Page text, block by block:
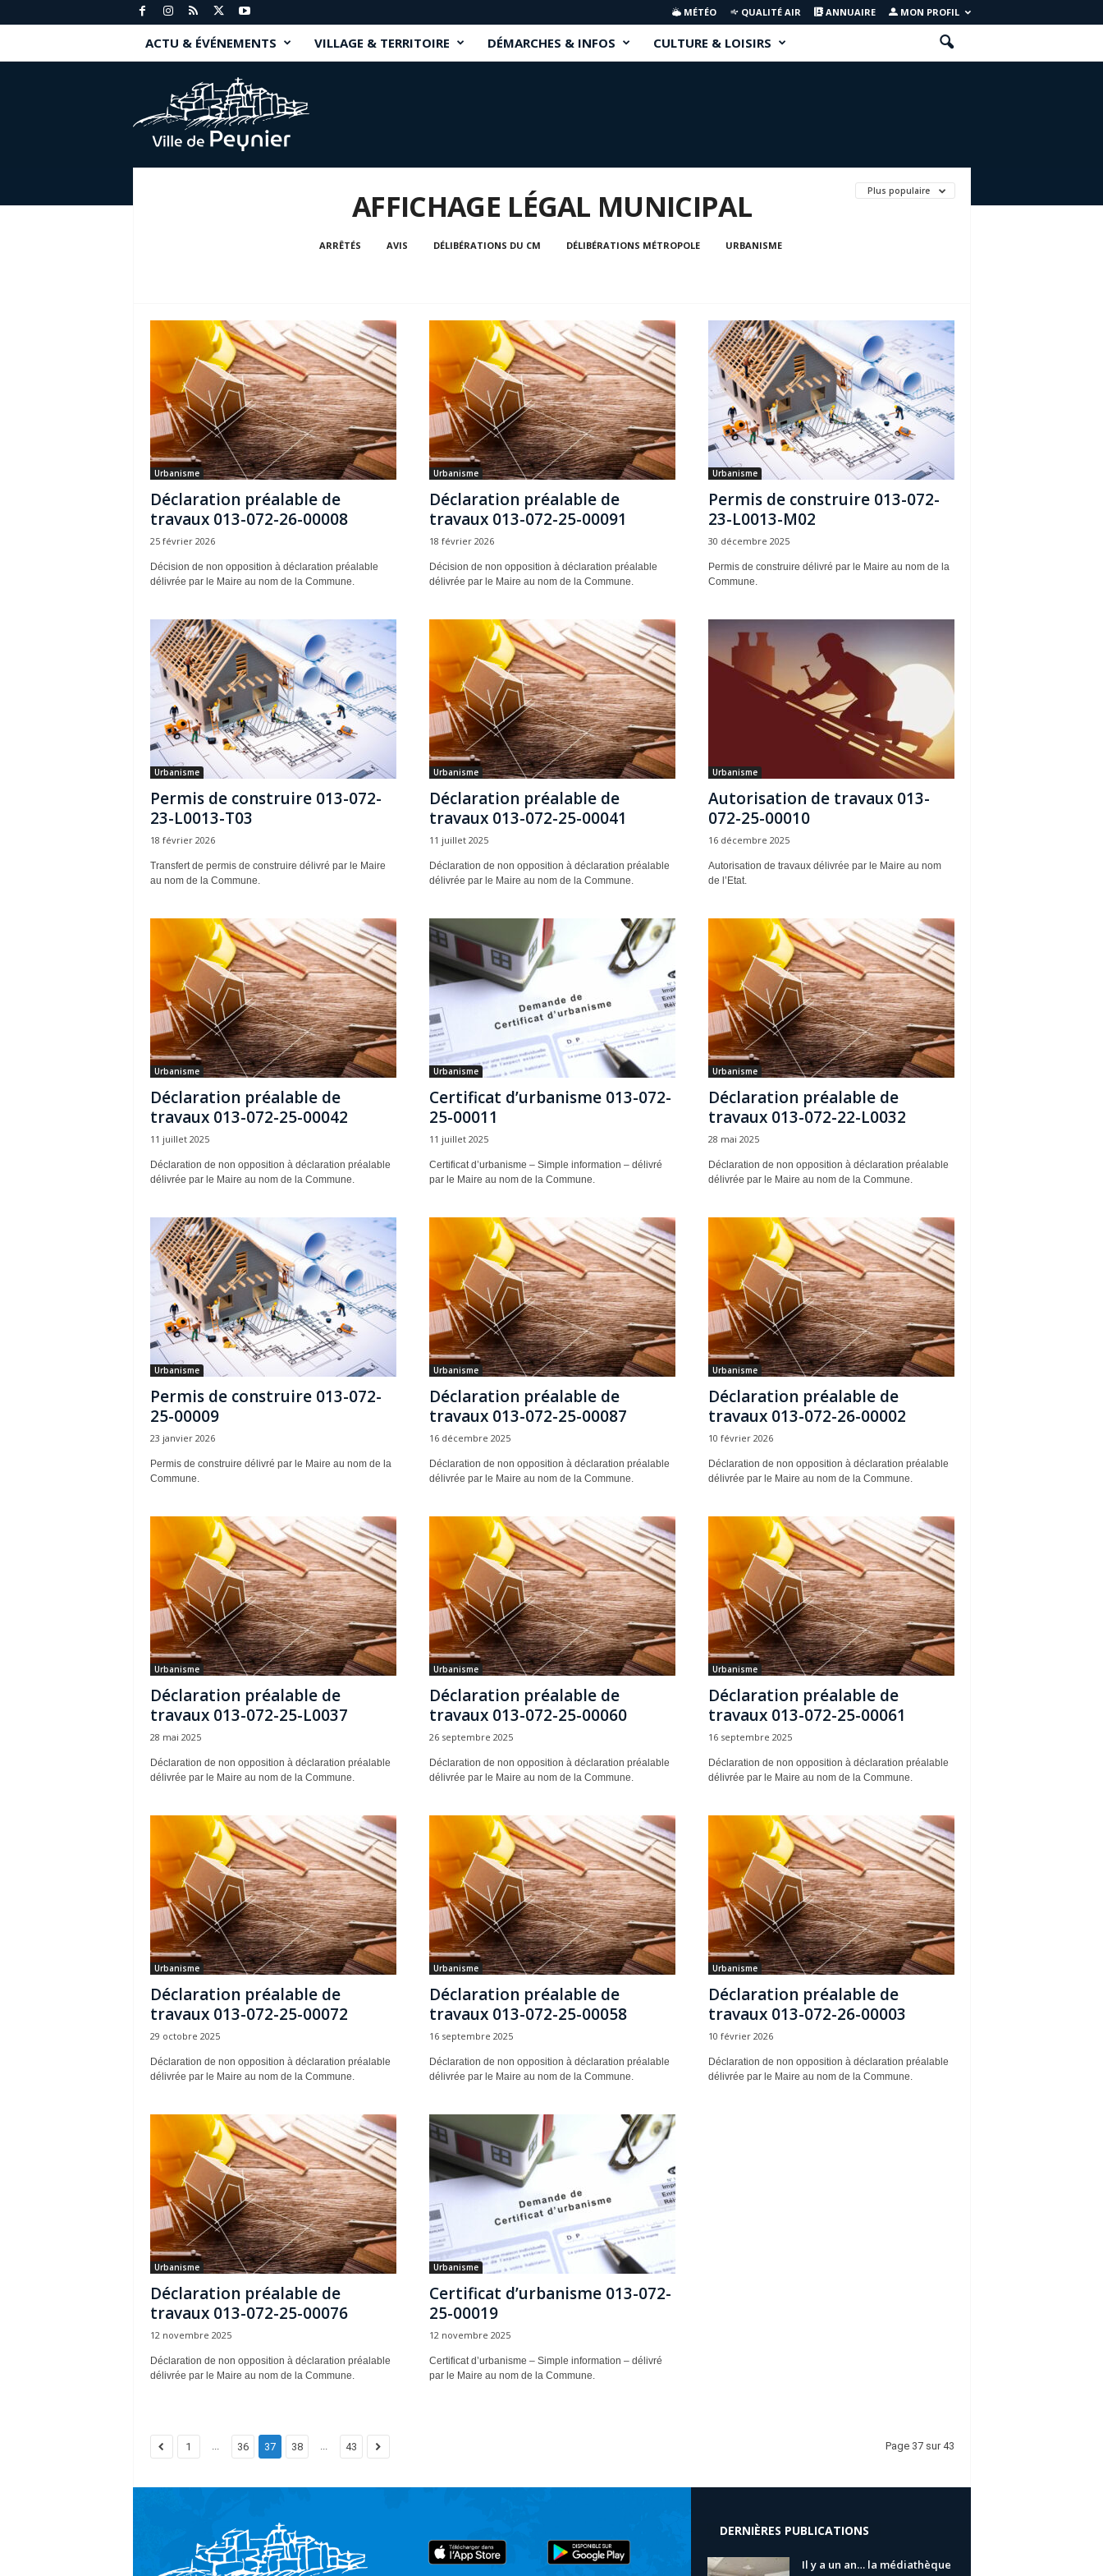
MÉTÉO QUALITÉ AIR ANNUAIRE MON PROFIL
ACTU & ÉVÉNEMENTS VILLAGE & TERRITOIRE DÉMARCHES & INFOS CULTURE & LOISIRS
n
Plus populaire
AFFICHAGE LÉGAL MUNICIPAL
ARRÊTÉS AVIS DÉLIBÉRATIONS DU CM DÉLIBÉRATIONS MÉTROPOLE URBANISME
Urbanisme
Déclaration préalable de
travaux 013-072-26-00008
25 février 2026
Décision de non opposition à déclaration préalable
délivrée par le Maire au nom de la Commune.
Urbanisme
Déclaration préalable de
travaux 013-072-25-00091
18 février 2026
Décision de non opposition à déclaration préalable
délivrée par le Maire au nom de la Commune.
Urbanisme
Permis de construire 013-072-
23-L0013-M02
30 décembre 2025
Permis de construire délivré par le Maire au nom de la
Commune.
Urbanisme
Permis de construire 013-072-
23-L0013-T03
18 février 2026
Transfert de permis de construire délivré par le Maire
au nom de la Commune.
Urbanisme
Déclaration préalable de
travaux 013-072-25-00041
11 juillet 2025
Déclaration de non opposition à déclaration préalable
délivrée par le Maire au nom de la Commune.
Urbanisme
Autorisation de travaux 013-
072-25-00010
16 décembre 2025
Autorisation de travaux délivrée par le Maire au nom
de l’Etat.
Urbanisme
Déclaration préalable de
travaux 013-072-25-00042
11 juillet 2025
Déclaration de non opposition à déclaration préalable
délivrée par le Maire au nom de la Commune.
Urbanisme
Certificat d’urbanisme 013-072-
25-00011
11 juillet 2025
Certificat d’urbanisme – Simple information – délivré
par le Maire au nom de la Commune.
Urbanisme
Déclaration préalable de
travaux 013-072-22-L0032
28 mai 2025
Déclaration de non opposition à déclaration préalable
délivrée par le Maire au nom de la Commune.
Urbanisme
Permis de construire 013-072-
25-00009
23 janvier 2026
Permis de construire délivré par le Maire au nom de la
Commune.
Urbanisme
Déclaration préalable de
travaux 013-072-25-00087
16 décembre 2025
Déclaration de non opposition à déclaration préalable
délivrée par le Maire au nom de la Commune.
Urbanisme
Déclaration préalable de
travaux 013-072-26-00002
10 février 2026
Déclaration de non opposition à déclaration préalable
délivrée par le Maire au nom de la Commune.
Urbanisme
Déclaration préalable de
travaux 013-072-25-L0037
28 mai 2025
Déclaration de non opposition à déclaration préalable
délivrée par le Maire au nom de la Commune.
Urbanisme
Déclaration préalable de
travaux 013-072-25-00060
26 septembre 2025
Déclaration de non opposition à déclaration préalable
délivrée par le Maire au nom de la Commune.
Urbanisme
Déclaration préalable de
travaux 013-072-25-00061
16 septembre 2025
Déclaration de non opposition à déclaration préalable
délivrée par le Maire au nom de la Commune.
Urbanisme
Déclaration préalable de
travaux 013-072-25-00072
29 octobre 2025
Déclaration de non opposition à déclaration préalable
délivrée par le Maire au nom de la Commune.
Urbanisme
Déclaration préalable de
travaux 013-072-25-00058
16 septembre 2025
Déclaration de non opposition à déclaration préalable
délivrée par le Maire au nom de la Commune.
Urbanisme
Déclaration préalable de
travaux 013-072-26-00003
10 février 2026
Déclaration de non opposition à déclaration préalable
délivrée par le Maire au nom de la Commune.
Urbanisme
Déclaration préalable de
travaux 013-072-25-00076
12 novembre 2025
Déclaration de non opposition à déclaration préalable
délivrée par le Maire au nom de la Commune.
Urbanisme
Certificat d’urbanisme 013-072-
25-00019
12 novembre 2025
Certificat d’urbanisme – Simple information – délivré
par le Maire au nom de la Commune.
1 ... 36 37 38 ... 43 Page 37 sur 43
DERNIÈRES PUBLICATIONS
Il y a un an… la médiathèque